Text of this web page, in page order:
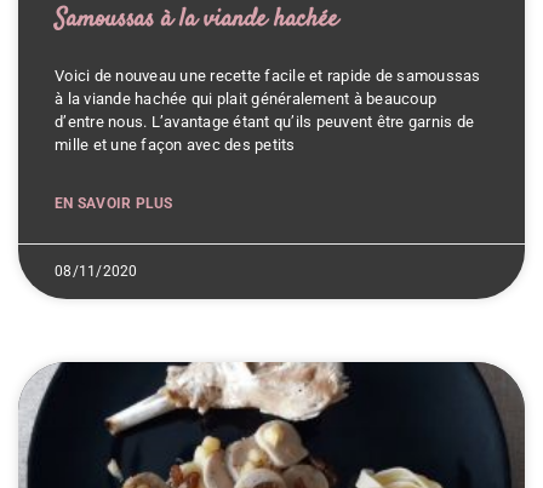
Samoussas à la viande hachée
Voici de nouveau une recette facile et rapide de samoussas
à la viande hachée qui plait généralement à beaucoup
d’entre nous. L’avantage étant qu’ils peuvent être garnis de
mille et une façon avec des petits
EN SAVOIR PLUS
08/11/2020